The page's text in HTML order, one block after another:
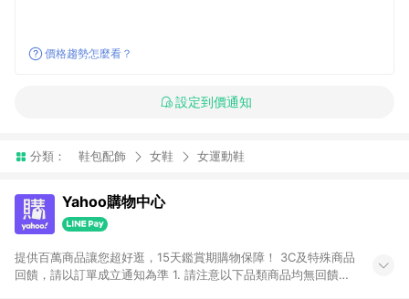
價格趨勢怎麼看？
設定到價通知
分類： 鞋包配飾 女鞋 女運動鞋
Yahoo購物中心
提供百萬商品讓您超好逛，15天鑑賞期購物保障！ 3C及特殊商品
回饋，請以訂單成立通知為準 1. 請注意以下品類商品均無回饋：